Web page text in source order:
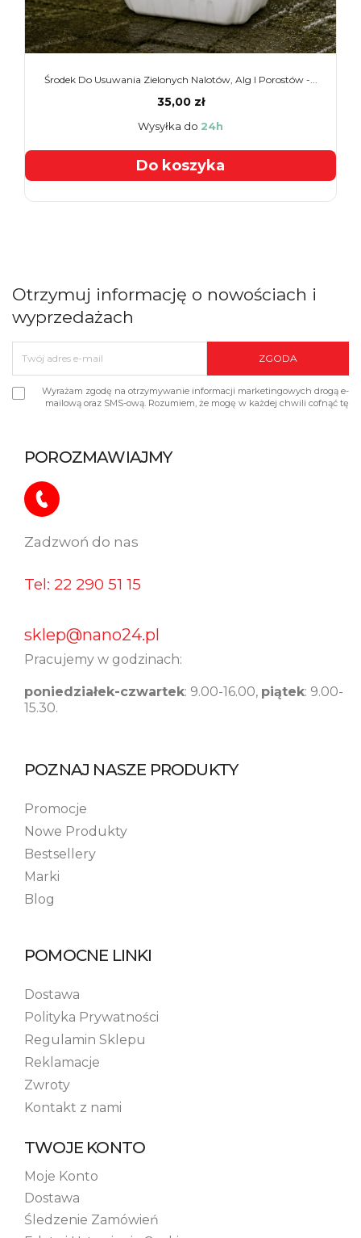
Środek Do Usuwania Zielonych Nalotów, Alg I Porostów -...
35,00 zł
Wysyłka do 24h
Do koszyka
Otrzymuj informację o nowościach i
wyprzedażach
Wyrażam zgodę na otrzymywanie informacji marketingowych drogą e-
mailową oraz SMS-ową. Rozumiem, że mogę w każdej chwili cofnąć tę
POROZMAWIAJMY
Zadzwoń do nas​
Tel: 22 290 51 15
sklep@nano24.pl
Pracujemy w godzinach:
poniedziałek-czwartek: 9.00-16.00, piątek: 9.00-
15.30.
POZNAJ NASZE PRODUKTY
Promocje
Nowe Produkty
Bestsellery
Marki
Blog
POMOCNE LINKI
Dostawa
Polityka Prywatności
Regulamin Sklepu
Reklamacje
Zwroty
Kontakt z nami
TWOJE KONTO
Moje Konto
Dostawa
Śledzenie Zamówień